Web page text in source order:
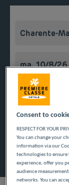
Navigate
Voeg
Consent to
RESPECT FOR YOUR
You can change your
information via our
technologies to
experience, offer you
audience
networks. You can